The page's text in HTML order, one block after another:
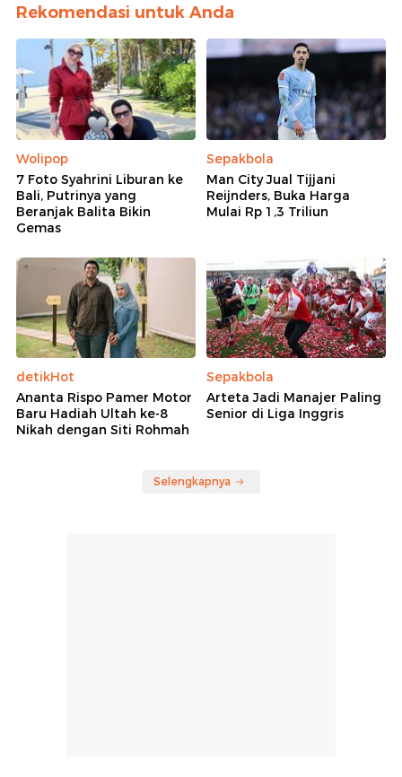
Rekomendasi untuk Anda
Wolipop
7 Foto Syahrini Liburan ke
Bali, Putrinya yang
Beranjak Balita Bikin
Gemas
Sepakbola
Man City Jual Tijjani
Reijnders, Buka Harga
Mulai Rp 1,3 Triliun
detikHot
Ananta Rispo Pamer Motor
Baru Hadiah Ultah ke-8
Nikah dengan Siti Rohmah
Sepakbola
Arteta Jadi Manajer Paling
Senior di Liga Inggris
Selengkapnya